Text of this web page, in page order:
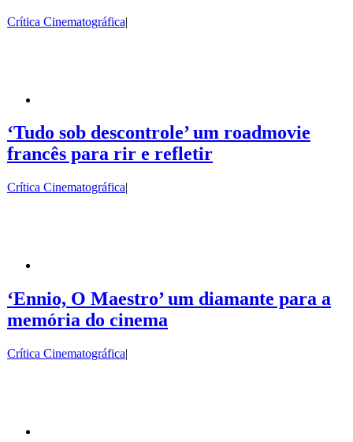
Crítica Cinematográfica|
‘Tudo sob descontrole’ um roadmovie
francês para rir e refletir
Crítica Cinematográfica|
‘Ennio, O Maestro’ um diamante para a
memória do cinema
Crítica Cinematográfica|